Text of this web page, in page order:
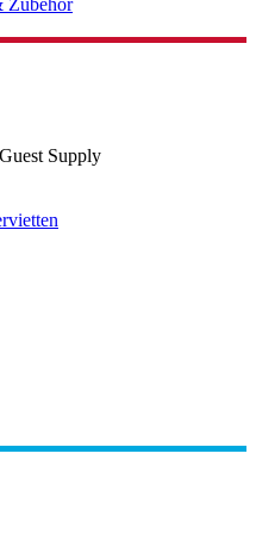
Zubehör
Supply